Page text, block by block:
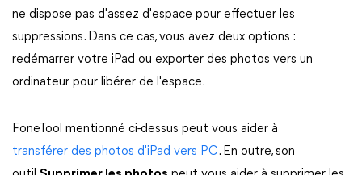
ne dispose pas d'assez d'espace pour effectuer les
suppressions. Dans ce cas, vous avez deux options :
redémarrer votre iPad ou exporter des photos vers un
ordinateur pour libérer de l'espace.
FoneTool mentionné ci-dessus peut vous aider à
transférer des photos d'iPad vers PC. En outre, son